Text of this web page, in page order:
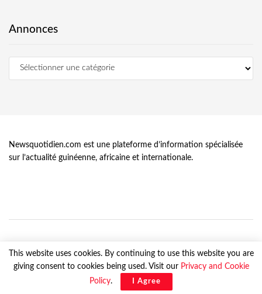
Annonces
Newsquotidien.com est une plateforme d’information spécialisée
sur l’actualité guinéenne, africaine et internationale.
© Newsquotidien.com, tous droits réservés
This website uses cookies. By continuing to use this website you are
giving consent to cookies being used. Visit our Privacy and Cookie
Policy. I Agree